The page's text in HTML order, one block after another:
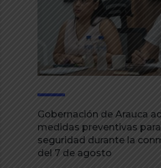
Gobernación de Arauca
medidas preventivas
seguridad durante la
del 7 de agosto